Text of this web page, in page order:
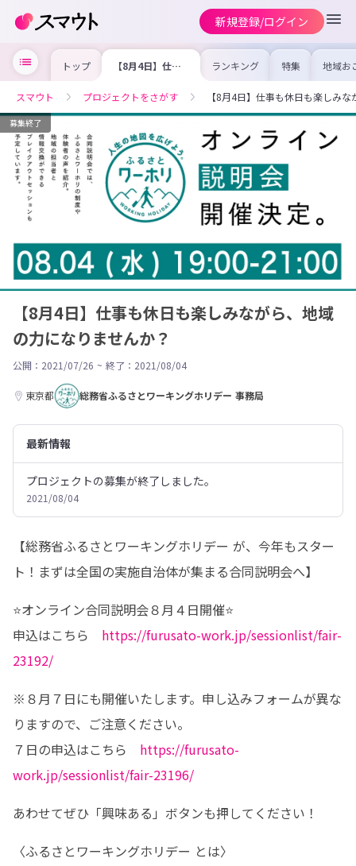
新規登録/ログイン
トップ 【8月4日】仕事
も休日も楽しみな
なりませんか？
ランキング 特集 地域お
の求
を集め
事内容
を比較
合った
スマウト プロジェクトをさがす 【8月4日】仕事も休日も楽しみ
募集終了
【8月4日】仕事も休日も楽しみながら、地域
の力になりませんか？
公開：2021/07/26 ~ 終了：2021/08/04
東京都 総務省ふるさとワーキングホリデー 事務局
最新情報
プロジェクトの募集が終了しました。
2021/08/04
【総務省ふるさとワーキングホリデー が、今年もスター
ト！まずは全国の実施自治体が集まる合同説明会へ】
⭐️オンライン合同説明会８月４日開催⭐️
申込はこちら https://furusato-work.jp/sessionlist/fair-
23192/
※８月７日にも開催いたします。申し込みフォームが異な
りますので、ご注意ください。
７日の申込はこちら https://furusato-
work.jp/sessionlist/fair-23196/
あわせてぜひ「興味ある」ボタンも押してください！
〈ふるさとワーキングホリデー とは〉